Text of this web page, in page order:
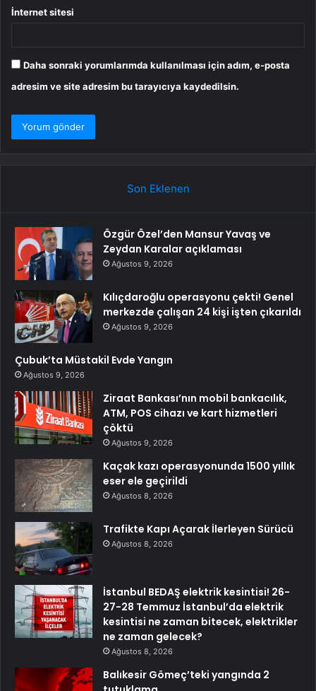
İnternet sitesi
Daha sonraki yorumlarımda kullanılması için adım, e-posta
adresim ve site adresim bu tarayıcıya kaydedilsin.
Son Eklenen
Özgür Özel’den Mansur Yavaş ve
Zeydan Karalar açıklaması
Ağustos 9, 2026
Kılıçdaroğlu operasyonu çekti! Genel
merkezde çalışan 24 kişi işten çıkarıldı
Ağustos 9, 2026
Çubuk’ta Müstakil Evde Yangın
Ağustos 9, 2026
Ziraat Bankası’nın mobil bankacılık,
ATM, POS cihazı ve kart hizmetleri
çöktü
Ağustos 9, 2026
Kaçak kazı operasyonunda 1500 yıllık
eser ele geçirildi
Ağustos 8, 2026
Trafikte Kapı Açarak İlerleyen Sürücü
Ağustos 8, 2026
İstanbul BEDAŞ elektrik kesintisi! 26-
27-28 Temmuz İstanbul’da elektrik
kesintisi ne zaman bitecek, elektrikler
ne zaman gelecek?
Ağustos 8, 2026
Balıkesir Gömeç’teki yangında 2